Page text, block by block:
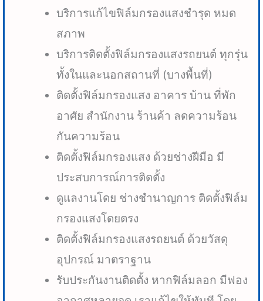
บริการแก้ไขฟิล์มกรองแสงชำรุด หมด
สภาพ
บริการติดตั้งฟิล์มกรองแสงรถยนต์ ทุกรุ่น
ทั้งในและนอกสถานที่ (บางพื้นที่)
ติดตั้งฟิล์มกรองแสง อาคาร บ้าน ที่พัก
อาศัย สำนักงาน ร้านค้า ลดความร้อน
กันความร้อน
ติดตั้งฟิล์มกรองแสง ด้วยช่างฝีมือ มี
ประสบการณ์การติดตั้ง
ดูแลงานโดย ช่างชำนาญการ ติดตั้งฟิล์ม
กรองแสงโดยตรง
ติดตั้งฟิล์มกรองแสงรถยนต์ ด้วยวัสดุ
อุปกรณ์ มาตราฐาน
รับประกันงานติดตั้ง หากฟิล์มลอก มีฟอง